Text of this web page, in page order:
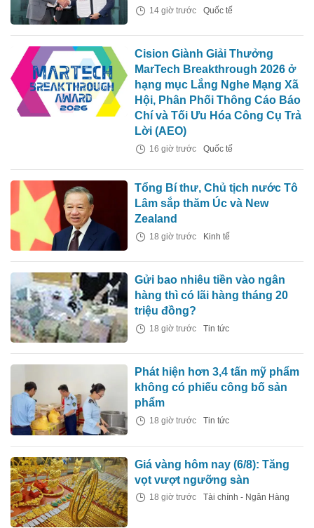
14 giờ trước Quốc tế
Cision Giành Giải Thưởng
MarTech Breakthrough 2026 ở
hạng mục Lắng Nghe Mạng Xã
Hội, Phân Phối Thông Cáo Báo
Chí và Tối Ưu Hóa Công Cụ Trả
Lời (AEO)
16 giờ trước Quốc tế
Tổng Bí thư, Chủ tịch nước Tô
Lâm sắp thăm Úc và New
Zealand
18 giờ trước Kinh tế
Gửi bao nhiêu tiền vào ngân
hàng thì có lãi hàng tháng 20
triệu đồng?
18 giờ trước Tin tức
Phát hiện hơn 3,4 tấn mỹ phẩm
không có phiếu công bố sản
phẩm
18 giờ trước Tin tức
Giá vàng hôm nay (6/8): Tăng
vọt vượt ngưỡng sàn
18 giờ trước Tài chính - Ngân Hàng